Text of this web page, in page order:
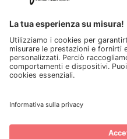
Lista regalo e nascita